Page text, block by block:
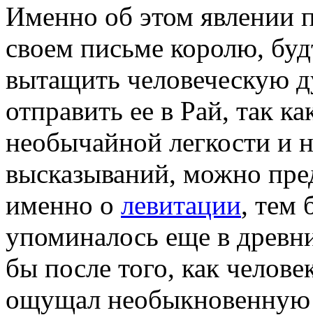
Именно об этом явлении
своем письме королю,
вытащить человеческую
отправить ее в Рай, так
необычайной легкости и
высказываний, можно
именно о левитации, тем
упоминалось еще в
бы после того, как
ощущал необыкновенную